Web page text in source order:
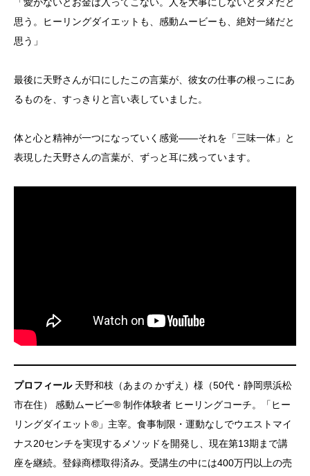
思う。ヒーリングダイエットも、感動ムービーも、絶対一緒だと
思う」
最後に天野さんが口にしたこの言葉が、彼女の仕事の根っこにあ
るものを、すっきりと言い表していました。
体と心と精神が一つになっていく感覚——それを「三味一体」と
表現した天野さんの言葉が、ずっと耳に残っています。
プロフィール天野和枝（あまの かずえ）様（50代・静岡県浜松
市在住） 感動ムービー® 制作体験者 ヒーリングコーチ。「ヒー
リングダイエット®」主宰。食事制限・運動なしでウエストマイ
ナス20センチを実現するメソッドを開発し、現在第13期まで講
座を継続。登録商標取得済み。受講生の中には400万円以上の売